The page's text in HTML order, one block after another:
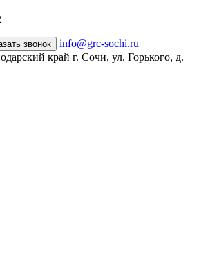
звонок
info@grc-sochi.ru
край г. Сочи, ул. Горького, д.